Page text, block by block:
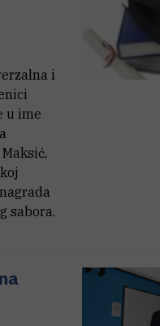
i
u ime
sabora.